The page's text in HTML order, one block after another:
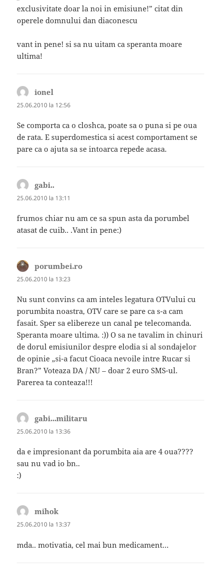
exclusivitate doar la noi in emisiune!” citat din
operele domnului dan diaconescu
vant in pene! si sa nu uitam ca speranta moare
ultima!
ionel
25.06.2010 la 12:56
Se comporta ca o closhca, poate sa o puna si pe oua
de rata. E superdomestica si acest comportament se
pare ca o ajuta sa se intoarca repede acasa.
gabi..
25.06.2010 la 13:11
frumos chiar nu am ce sa spun asta da porumbel
atasat de cuib.. .Vant in pene:)
porumbei.ro
25.06.2010 la 13:23
Nu sunt convins ca am inteles legatura OTVului cu
porumbita noastra, OTV care se pare ca s-a cam
fasait. Sper sa elibereze un canal pe telecomanda.
Speranta moare ultima. :)) O sa ne tavalim in chinuri
de dorul emisiunilor despre elodia si al sondajelor
de opinie „si-a facut Cioaca nevoile intre Rucar si
Bran?” Voteaza DA / NU – doar 2 euro SMS-ul.
Parerea ta conteaza!!!
gabi...militaru
25.06.2010 la 13:36
da e impresionant da porumbita aia are 4 oua????
sau nu vad io bn..
:)
mihok
25.06.2010 la 13:37
mda.. motivatia, cel mai bun medicament…